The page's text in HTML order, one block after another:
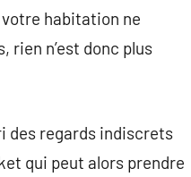
votre habitation ne
rien n’est donc plus
des regards indiscrets
qui peut alors prendre